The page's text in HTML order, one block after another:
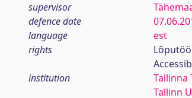
supervisor
defence date
language
est
rights
institution
Tallinna
Tallinn